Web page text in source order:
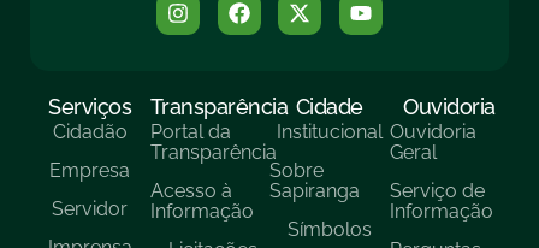
Serviços
Cidadão
Empresa
Servidor
Transparência
Portal da
Transparência
Acesso à
Informação
Cidade
Institucional
Sobre
Sapiranga
Símbolos
Ouvidoria
Ouvidoria
Geral
Serviço de
Informação